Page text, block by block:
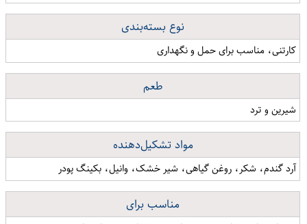
نوع بسته‌بندی
کارتنی، مناسب برای حمل و نگهداری
طعم
شیرین و ترد
مواد تشکیل‌دهنده
آرد گندم، شکر، روغن گیاهی، شیر خشک، وانیل، بکینگ پودر
مناسب برای